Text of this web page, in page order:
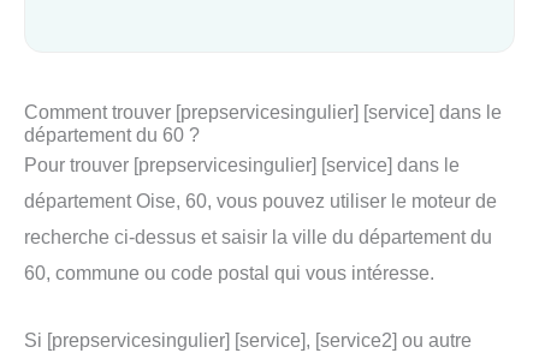
Comment trouver [prepservicesingulier] [service] dans le
département du 60 ?
Pour trouver [prepservicesingulier] [service] dans le
département Oise, 60, vous pouvez utiliser le moteur de
recherche ci-dessus et saisir la ville du département du
60, commune ou code postal qui vous intéresse.
Si [prepservicesingulier] [service], [service2] ou autre